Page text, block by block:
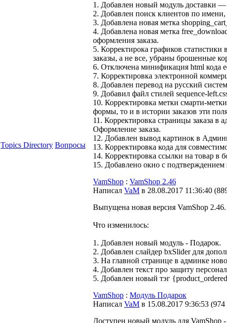
Topics Directory Вопросы
1. Добавлен новый модуль доставки —
2. Добавлен поиск клиентов по
3. Добавлена новая метка
4. Добавлена новая метка
оформления заказа.
5. Корректирока графиков
заказы, а не все, убраны брошенные
6. Отключена минификация html кода
7. Корректировка электронной
8. Добавлен перевод на русский
9. Добавил файл стилей sequence-
10. Корректировка метки смарти-
формы, то и в истории заказов эти
11. Корректировка страницы заказа
Оформление заказа.
12. Добавлен вывод картинок в
13. Корректировка кода для
14. Корректировка ссылки на товар в
15. Добавлено окно с
VamShop : VamShop 2.46
Написал VaM в 28.08.2017 11:36:40 (
Выпущена новая версия VamShop 2.46.
Что изменилось:
1. Добавлен новый модуль - Подарок.
2. Добавлен слайдер bxSlider для
3. На главной странице в админке
4. Добавлен текст про защиту
5. Добавлен новый тэг
VamShop : Модуль Подарок
Написал VaM в 15.08.2017 9:36:53 (974
Доступен новый модуль для VamShop